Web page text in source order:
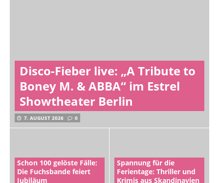
Disco-Fieber live: „A Tribute to
Boney M. & ABBA“ im Estrel
Showtheater Berlin
7. AUGUST 2026 0
Schon 100 gelöste Fälle:
Die Fuchsbande feiert
Jubiläum
Spannung für die
Ferientage: Thriller und
Krimis aus Skandinavien